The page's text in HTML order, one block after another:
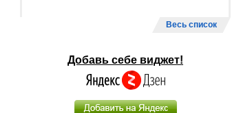
Весь список
Добавь себе виджет!